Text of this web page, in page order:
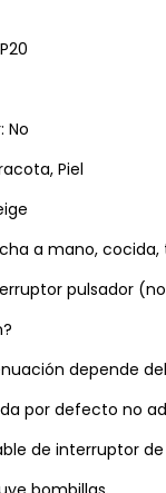
No
Piel
a mano, cocida,
pulsador
depende
por defecto no
de interruptor